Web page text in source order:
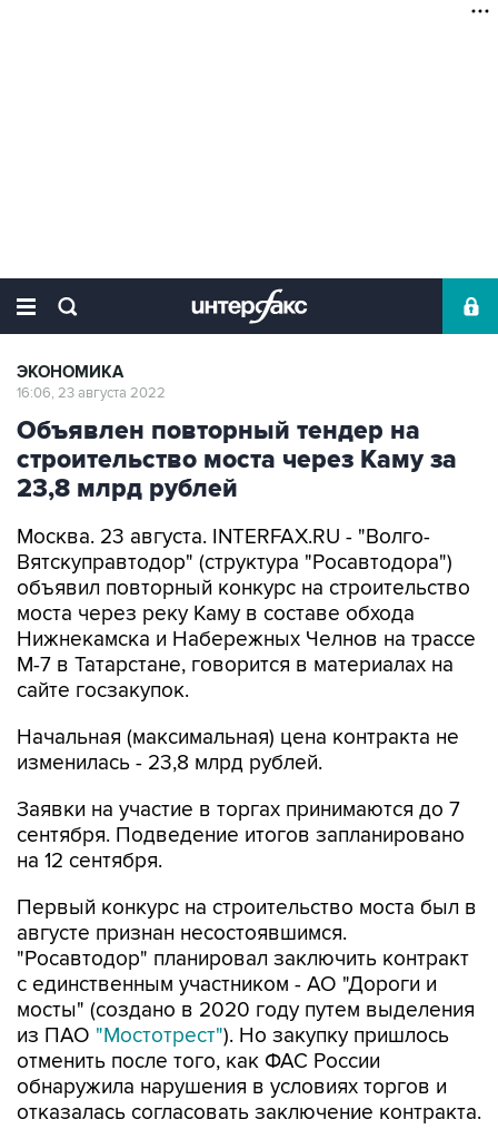
ЭКОНОМИКА
16:06, 23 августа 2022
Объявлен повторный тендер на
строительство моста через Каму за
23,8 млрд рублей
Москва. 23 августа. INTERFAX.RU - "Волго-
Вятскуправтодор" (структура "Росавтодора")
объявил повторный конкурс на строительство
моста через реку Каму в составе обхода
Нижнекамска и Набережных Челнов на трассе
М-7 в Татарстане, говорится в материалах на
сайте госзакупок.
Начальная (максимальная) цена контракта не
изменилась - 23,8 млрд рублей.
Заявки на участие в торгах принимаются до 7
сентября. Подведение итогов запланировано
на 12 сентября.
Первый конкурс на строительство моста был в
августе признан несостоявшимся.
"Росавтодор" планировал заключить контракт
с единственным участником - АО "Дороги и
мосты" (создано в 2020 году путем выделения
из ПАО "Мостотрест"). Но закупку пришлось
отменить после того, как ФАС России
обнаружила нарушения в условиях торгов и
отказалась согласовать заключение контракта.